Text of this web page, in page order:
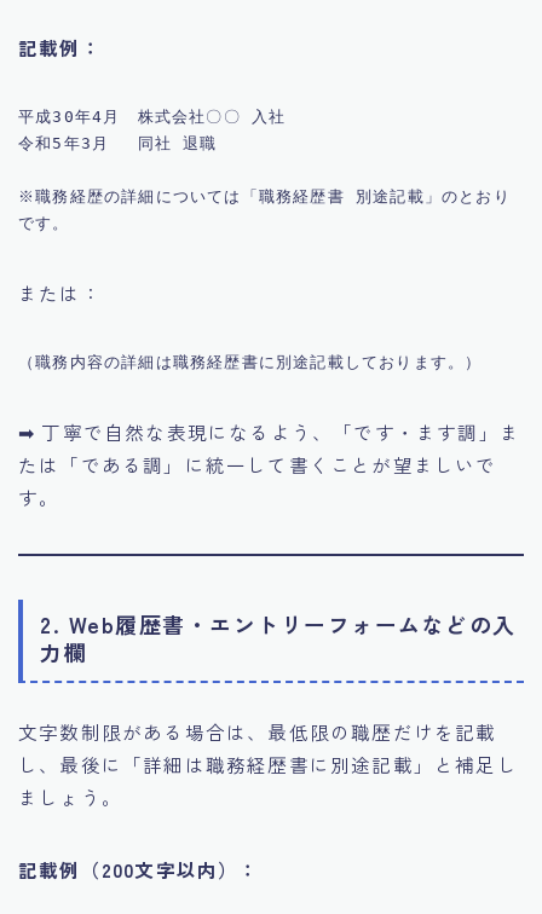
記載例：
平成30年4月　株式会社〇〇 入社
令和5年3月　 同社 退職
※職務経歴の詳細については「職務経歴書 別途記載」のとおり
または：
➡ 丁寧で自然な表現になるよう、「です・ます調」ま
たは「である調」に統一して書くことが望ましいで
す。
2. Web履歴書・エントリーフォームなどの入
力欄
文字数制限がある場合は、最低限の職歴だけを記載
し、最後に「詳細は職務経歴書に別途記載」と補足し
ましょう。
記載例（200文字以内）：